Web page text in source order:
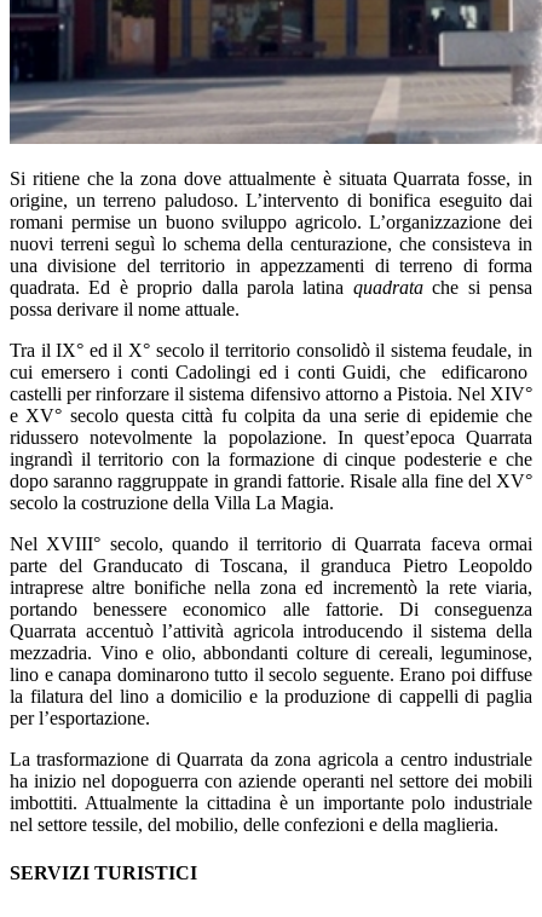
Si ritiene che la zona dove attualmente è situata Quarrata fosse, in
origine, un terreno paludoso. L’intervento di bonifica eseguito dai
romani permise un buono sviluppo agricolo. L’organizzazione dei
nuovi terreni seguì lo schema della centurazione, che consisteva in
una divisione del territorio in appezzamenti di terreno di forma
quadrata. Ed è proprio dalla parola latina quadratache si pensa
possa derivare il nome attuale.
Tra il IX° ed il X° secolo il territorio consolidò il sistema feudale, in
cui emersero i conti Cadolingi ed i conti Guidi, che edificarono
castelli per rinforzare il sistema difensivo attorno a Pistoia. Nel XIV°
e XV° secolo questa città fu colpita da una serie di epidemie che
ridussero notevolmente la popolazione. In quest’epoca Quarrata
ingrandì il territorio con la formazione di cinque podesterie e che
dopo saranno raggruppate in grandi fattorie. Risale alla fine del XV°
secolo la costruzione della Villa La Magia.
Nel XVIII° secolo, quando il territorio di Quarrata faceva ormai
parte del Granducato di Toscana, il granduca Pietro Leopoldo
intraprese altre bonifiche nella zona ed incrementò la rete viaria,
portando benessere economico alle fattorie. Di conseguenza
Quarrata accentuò l’attività agricola introducendo il sistema della
mezzadria. Vino e olio, abbondanti colture di cereali, leguminose,
lino e canapa dominarono tutto il secolo seguente. Erano poi diffuse
la filatura del lino a domicilio e la produzione di cappelli di paglia
per l’esportazione.
La trasformazione di Quarrata da zona agricola a centro industriale
ha inizio nel dopoguerra con aziende operanti nel settore dei mobili
imbottiti. Attualmente la cittadina è un importante polo industriale
nel settore tessile, del mobilio, delle confezioni e della maglieria.
SERVIZI TURISTICI